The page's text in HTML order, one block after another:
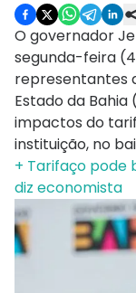
O governador
segunda-feira
representantes
Estado da
impactos do
instituição, no
+ Tarifaço pode
diz economista